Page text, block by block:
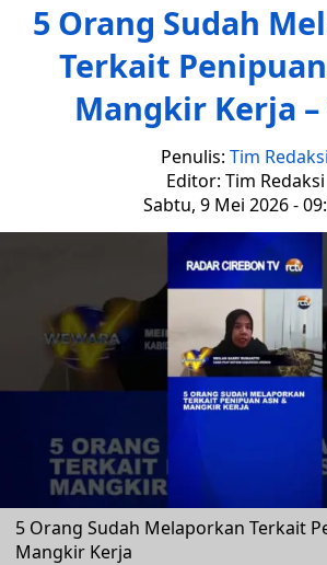
5 Orang Sudah
Terkait
Mangkir Kerja –
Penulis: Tim Redaksi
Editor: Tim Redaksi
Sabtu, 9 Mei 2026 -
5 Orang Sudah Melaporkan Terkait
Mangkir Kerja